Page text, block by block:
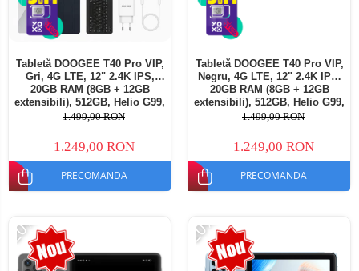
Tabletă DOOGEE T40 Pro VIP,
Gri, 4G LTE, 12" 2.4K IPS,
20GB RAM (8GB + 12GB
extensibili), 512GB, Helio G99,
10800mAh, 33W, Android 14,
1.499,00 RON
1.249,00 RON
PRECOMANDA
Tabletă DOOGEE T40 Pro VIP,
Negru, 4G LTE, 12" 2.4K IPS,
20GB RAM (8GB + 12GB
extensibili), 512GB, Helio G99,
10800mAh, 33W, Android 14,
1.499,00 RON
1.249,00 RON
PRECOMANDA
-20% -20%